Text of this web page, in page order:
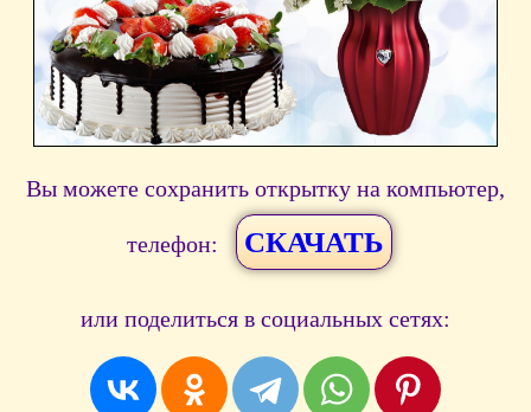
Вы можете сохранить открытку на компьютер,
телефон: СКАЧАТЬ
или поделиться в социальных сетях: